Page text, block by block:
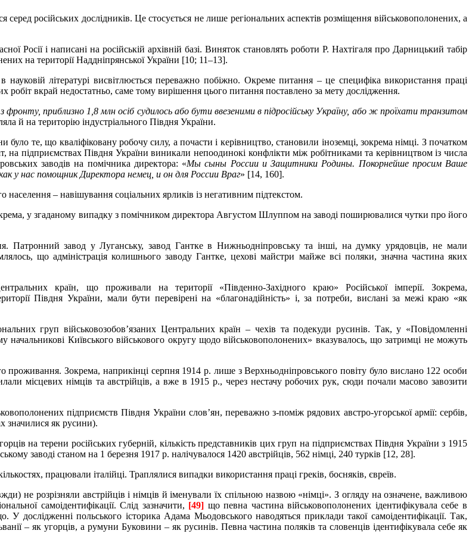
російських дослідників. Це стосується не лише регіональних аспектів розміщення військовополонених, а
Росії і написані на російській архівній базі. Виняток становлять роботи Р. Нахтігаля про Дарницький табір
на території Наддніпрянської України [10; 11–13].
науковій літературі висвітлюється переважно побіжно. Окреме питання – це специфіка використання праці
робіт вкрай недостатньо, саме тому вирішення цього питання поставлено за мету дослідження.
фронту, приблизно 1,8 млн осіб судилось або бути ввезеними в підросійську Україну, або ж проїхати транзитом
й на територію індустріального Півдня України.
те, що кваліфіковану робочу силу, а почасти і керівництво, становили іноземці, зокрема німці. З початком
на підприємствах Півдня України виникали непоодинокі конфлікти між робітниками та керівництвом із числа
заводів на помічника директора: «Мы сыны России и Защитники Родины. Покорнейше просим Ваше
у нас помощник Директора немец, и он для России Враг» [14, 160].
– навішування соціальних ярликів із негативним підтекстом.
у згаданому випадку з помічником директора Августом Шлуппом на заводі поширювалися чутки про його
Патронний завод у Луганську, завод Гантке в Нижньодніпровську та інші, на думку урядовців, не мали
що адміністрація колишнього заводу Гантке, цехові майстри майже всі поляки, значна частина яких
країн, що проживали на території «Південно-Західного краю» Російської імперії. Зокрема,
Півдня України, мали бути перевірені на «благонадійність» і, за потреби, вислані за межі краю «як
груп військовозобов’язаних Центральних країн – чехів та подекуди русинів. Так, у «Повідомленні
Київського військового округу щодо військовополонених» вказувалось, що затримці не можуть
проживання. Зокрема, наприкінці серпня 1914 р. лише з Верхньодніпровського повіту було вислано 122 особи
місцевих німців та австрійців, а вже в 1915 р., через нестачу робочих рук, сюди почали масово завозити
підприємств Півдня України слов’ян, переважно з-поміж рядових австро-угорської армії: сербів,
значилися як русини).
на терени російських губерній, кількість представників цих груп на підприємствах Півдня України з 1915
заводі станом на 1 березня 1917 р. налічувалося 1420 австрійців, 562 німці, 240 турків [12, 28].
працювали італійці. Траплялися випадки використання праці греків, босняків, євреїв.
не розрізняли австрійців і німців й іменували їх спільною назвою «німці». З огляду на означене, важливою
самоідентифікації. Слід зазначити, [49] що певна частина військовополонених ідентифікувала себе в
дослідженні польського історика Адама Мьодовського наводяться приклади такої самоідентифікації. Так,
– як угорців, а румуни Буковини – як русинів. Певна частина поляків та словенців ідентифікувала себе як